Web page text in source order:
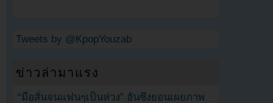
Tweets by @KpopYouzab
ข่าวล่ามาแรง
“มือสั่นจนแฟนๆเป็นห่วง” ฮันซึงยอนเผยภาพ